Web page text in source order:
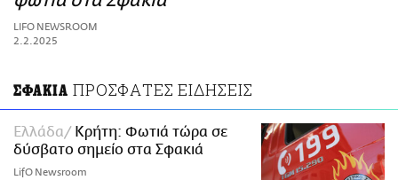
ΑΜΠΑ
PRINT
LIFO NEWSROOM
2.2.2025
ΣΦΑΚΙΑ ΠΡΟΣΦΑΤΕΣ ΕΙΔΗΣΕΙΣ
Ελλάδα
Κρήτη: Φωτιά τώρα σε
δύσβατο σημείο στα Σφακιά
LifO Newsroom